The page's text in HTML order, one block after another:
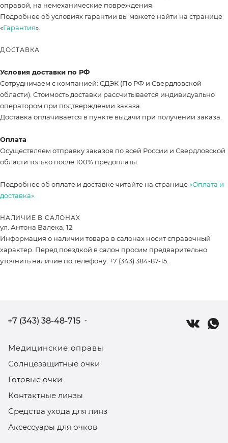
оправой, на немеханические повреждения.
Подробнее об условиях гарантии вы можете найти на странице
«Гарантия».
ДОСТАВКА
Условия доставки по РФ
Сотрудничаем с компанией: СДЭК (По РФ и Свердловской
области). Стоимость доставки рассчитывается индивидуально
оператором при подтверждении заказа.
Доставка оплачивается в пункте выдачи при получении заказа.
Оплата
Осуществляем отправку заказов по всей России и Свердловской
области только после 100% предоплаты.
Подробнее об оплате и доставке читайте на странице«Оплата и
доставка».
НАЛИЧИЕ В САЛОНАХ
ул. Антона Валека, 12
Информация о наличии товара в салонах носит справочный
характер. Перед поездкой в салон просим предварительно
уточнить наличие по телефону: +7 (343) 384-87-15.
Медицинские оправы
Солнцезащитные очки
Готовые очки
Контактные линзы
Средства ухода для линз
Аксессуары для очков
+7 (343) 38-48-715